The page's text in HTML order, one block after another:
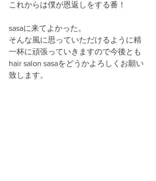
これからは僕が恩返しをする番！
sasaに来てよかった。
そんな風に思っていただけるように精
一杯に頑張っていきますので今後とも
hair salon sasaをどうかよろしくお願い
致します。